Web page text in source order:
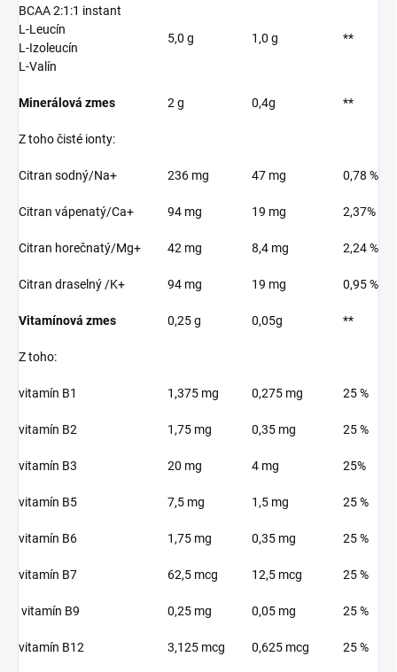
BCAA 2:1:1 instant
L-Leucín
L-Izoleucín
L-Valín
5,0 g 1,0 g **
Minerálová zmes 2 g 0,4g **
Z toho čisté ionty:
Citran sodný/Na+ 236 mg 47 mg 0,78 %
Citran vápenatý/Ca+ 94 mg 19 mg 2,37%
Citran horečnatý/Mg+ 42 mg 8,4 mg 2,24 %
Citran draselný /K+ 94 mg 19 mg 0,95 %
Vitamínová zmes 0,25 g 0,05g **
Z toho:
vitamín B1 1,375 mg 0,275 mg 25 %
vitamín B2 1,75 mg 0,35 mg 25 %
vitamín B3 20 mg 4 mg 25%
vitamín B5 7,5 mg 1,5 mg 25 %
vitamín B6 1,75 mg 0,35 mg 25 %
vitamín B7 62,5 mcg 12,5 mcg 25 %
vitamín B9 0,25 mg 0,05 mg 25 %
vitamín B12 3,125 mcg 0,625 mcg 25 %